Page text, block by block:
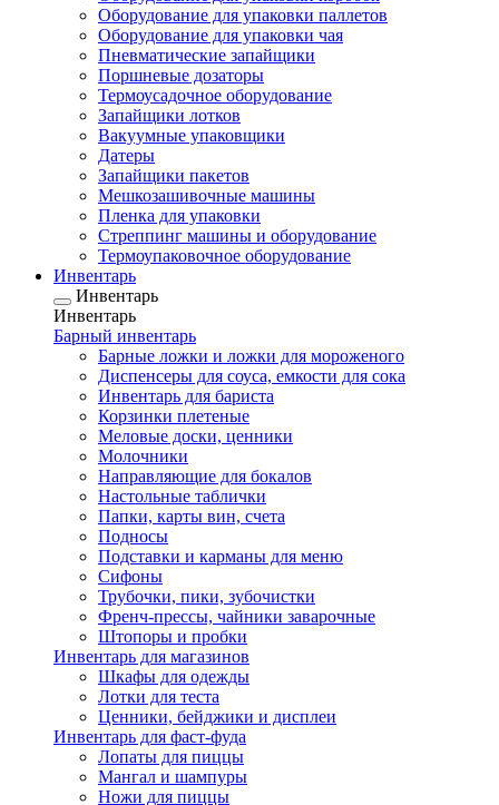
Оборудование для упаковки паллетов
Оборудование для упаковки чая
Пневматические запайщики
Поршневые дозаторы
Термоусадочное оборудование
Запайщики лотков
Вакуумные упаковщики
Датеры
Запайщики пакетов
Мешкозашивочные машины
Пленка для упаковки
Стреппинг машины и оборудование
Термоупаковочное оборудование
Инвентарь
Инвентарь
Инвентарь
Барный инвентарь
Барные ложки и ложки для мороженого
Диспенсеры для соуса, емкости для сока
Инвентарь для бариста
Корзинки плетеные
Меловые доски, ценники
Молочники
Направляющие для бокалов
Настольные таблички
Папки, карты вин, счета
Подносы
Подставки и карманы для меню
Сифоны
Трубочки, пики, зубочистки
Френч-прессы, чайники заварочные
Штопоры и пробки
Инвентарь для магазинов
Шкафы для одежды
Лотки для теста
Ценники, бейджики и дисплеи
Инвентарь для фаст-фуда
Лопаты для пиццы
Мангал и шампуры
Ножи для пиццы